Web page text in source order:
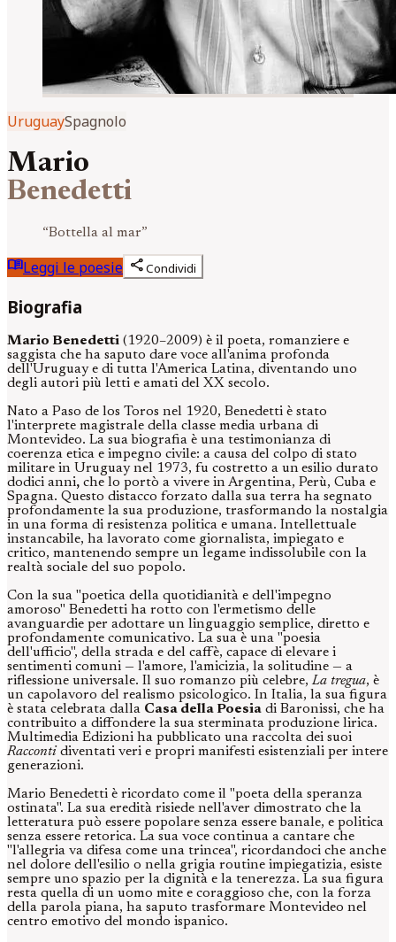
UruguaySpagnolo
Mario
Benedetti
“Bottella al mar”
menu_bookLeggi le poesie shareCondividi
Biografia
Mario Benedetti (1920–2009) è il poeta, romanziere e
saggista che ha saputo dare voce all'anima profonda
dell'Uruguay e di tutta l'America Latina, diventando uno
degli autori più letti e amati del XX secolo.
Nato a Paso de los Toros nel 1920, Benedetti è stato
l'interprete magistrale della classe media urbana di
Montevideo. La sua biografia è una testimonianza di
coerenza etica e impegno civile: a causa del colpo di stato
militare in Uruguay nel 1973, fu costretto a unesilio durato
dodici anni, che lo portò a vivere in Argentina, Perù, Cuba e
Spagna. Questo distacco forzato dalla sua terra ha segnato
profondamente la sua produzione, trasformando la nostalgia
in una forma di resistenza politica e umana. Intellettuale
instancabile, ha lavorato come giornalista, impiegato e
critico, mantenendo sempre un legame indissolubile con la
realtà sociale del suo popolo.
Con la sua "poetica della quotidianità e dell'impegno
amoroso" Benedetti ha rotto con l'ermetismo delle
avanguardie per adottare un linguaggio semplice, diretto e
profondamente comunicativo. La sua è una "poesia
dell'ufficio", della strada e del caffè, capace di elevare i
sentimenti comuni — l'amore, l'amicizia, la solitudine — a
riflessione universale. Il suo romanzo più celebre, La tregua, è
un capolavoro del realismo psicologico. In Italia, la sua figura
è stata celebrata dalla Casa della Poesia di Baronissi, che ha
contribuito a diffondere la sua sterminata produzione lirica.
Multimedia Edizioni ha pubblicato una raccolta dei suoi
Racconti diventati veri e propri manifesti esistenziali per intere
generazioni.
Mario Benedetti è ricordato come il "poeta della speranza
ostinata". La sua eredità risiede nell'aver dimostrato che la
letteratura può essere popolare senza essere banale, e politica
senza essere retorica. La sua voce continua a cantare che
"l'allegria va difesa come una trincea", ricordandoci che anche
nel dolore dell'esilio o nella grigia routine impiegatizia, esiste
sempre uno spazio per la dignità e la tenerezza. La sua figura
resta quella di un uomo mite e coraggioso che, con la forza
della parola piana, ha saputo trasformare Montevideo nel
centro emotivo del mondo ispanico.